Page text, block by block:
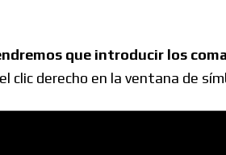
Diversos
que introducir los
clic derecho en la ventana de